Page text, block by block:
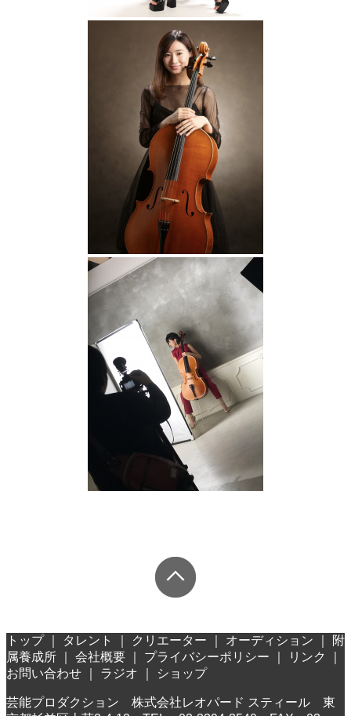
トップ｜ タレント クリエーター オーディション
附
属養成所
会社概要 プライバシーポリシー リンク
お問い合わせ
ラジオ ショップ
芸能プロダクション 株式会社レオパード スティール 東